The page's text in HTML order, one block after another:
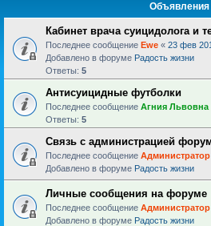
Объявления
Кабинет врача суицидолога и
Последнее сообщение Ewe « 23 фев
Добавлено в форуме Радость жизни
Ответы: 5
Антисуицидные футболки
Последнее сообщение Агния Львовна
Ответы: 5
Связь с администрацией
Последнее сообщение Администратор
Добавлено в форуме Радость жизни
Личные сообщения на форуме
Последнее сообщение Администратор
Добавлено в форуме Радость жизни